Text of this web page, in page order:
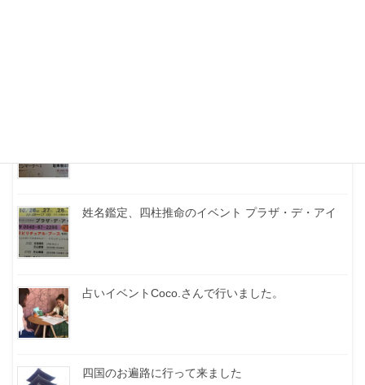
姓名鑑定、四柱推命のイベント プラザ・デ・アイ
占いイベントCoco.さんで行いました。
四国のお遍路に行って来ました